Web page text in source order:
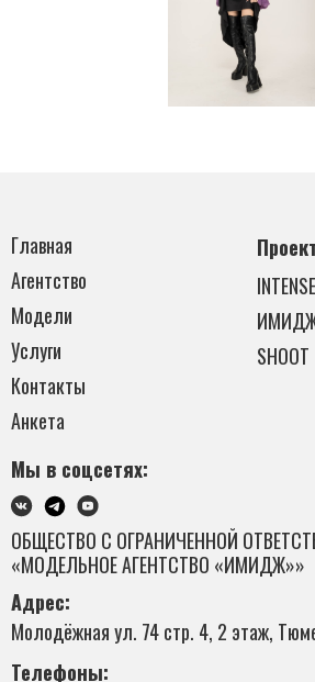
Главная
Агентство
Модели
Услуги
Контакты
Анкета
ИМИДЖ
SHOOT
Мы в соцсетях:
ОБЩЕСТВО С ОГРАНИЧЕННОЙ
«МОДЕЛЬНОЕ АГЕНТСТВО «ИМИДЖ»»
Адрес:
Молодёжная ул. 74 стр. 4, 2 этаж,
Телефоны: